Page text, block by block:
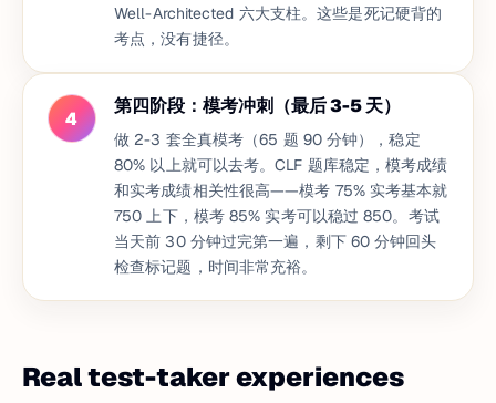
Well-Architected 六大支柱。这些是死记硬背的
考点，没有捷径。
4
第四阶段：模考冲刺（最后 3-5 天）
做 2-3 套全真模考（65 题 90 分钟），稳定
80% 以上就可以去考。CLF 题库稳定，模考成绩
和实考成绩相关性很高——模考 75% 实考基本就
750 上下，模考 85% 实考可以稳过 850。考试
当天前 30 分钟过完第一遍，剩下 60 分钟回头
检查标记题，时间非常充裕。
Real test-taker experiences